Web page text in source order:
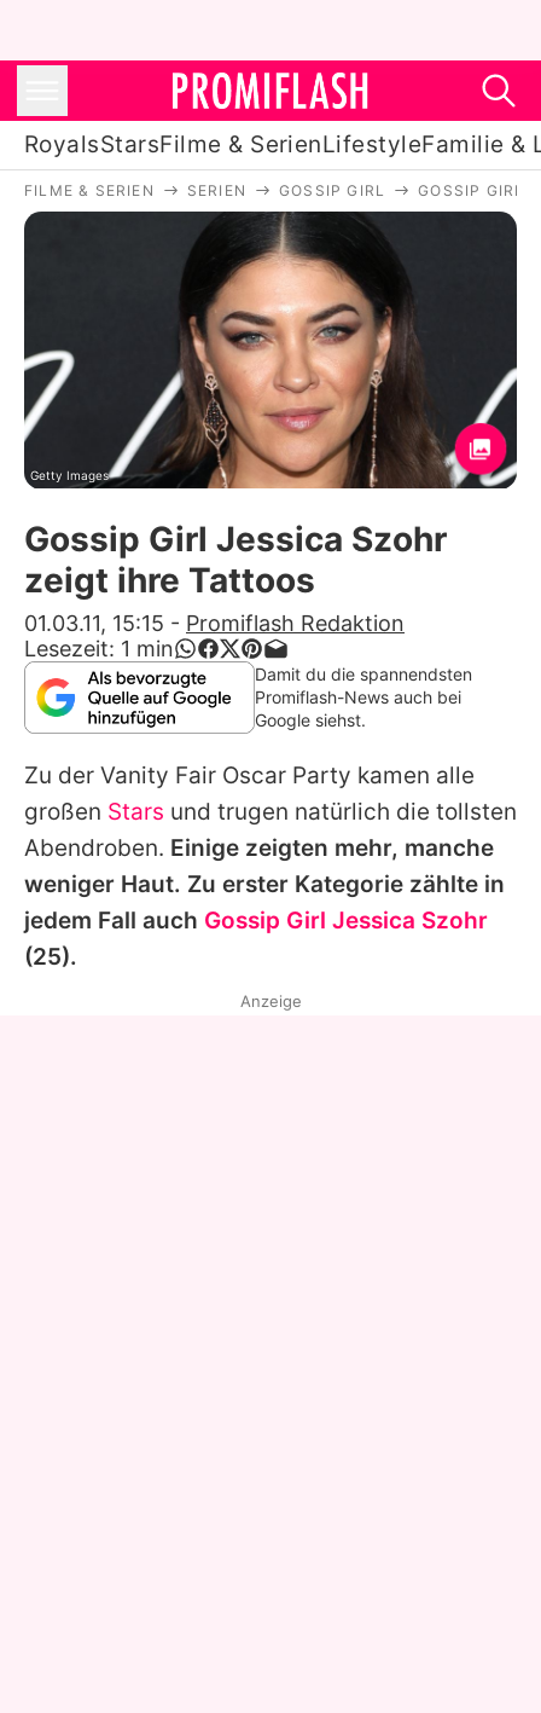
RoyalsStarsFilme & SerienLifestyleFamilie &
Royals
Stars
Filme & Serien
Lifestyle
Familie & Liebe
Promiflash Exklusiv
Alle Themen auf Promiflash
App runterladen
Team
Redaktionelle Richtlinien
Impressum
Datenschutzerklärung
Nutzungsbedingungen
FILME & SERIEN SERIEN GOSSIP GIRL GOSSIP GIRL
Getty Images
Gossip Girl Jessica Szohr
zeigt ihre Tattoos
01.03.11, 15:15 - Promiflash Redaktion
Lesezeit: 1 min
Damit du die spannendsten
Promiflash-News auch bei
Google siehst.
Zu der Vanity Fair Oscar Party kamen alle
großen Stars und trugen natürlich die tollsten
Abendroben. Einige zeigten mehr, manche
weniger Haut. Zu erster Kategorie zählte in
jedem Fall auch Gossip Girl Jessica Szohr
(25).
Anzeige